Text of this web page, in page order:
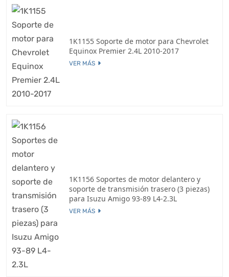
1K1155 Soporte de motor para Chevrolet
Equinox Premier 2.4L 2010-2017
VER MÁS
1K1156 Soportes de motor delantero y
soporte de transmisión trasero (3 piezas)
para Isuzu Amigo 93-89 L4-2.3L
VER MÁS